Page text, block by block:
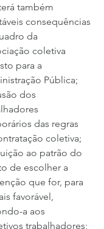
também
consequências
da
coletiva
para a
Pública;
dos
das regras
coletiva;
ao patrão do
de escolher a
que for, para
favorável,
a aos
trabalhadores;